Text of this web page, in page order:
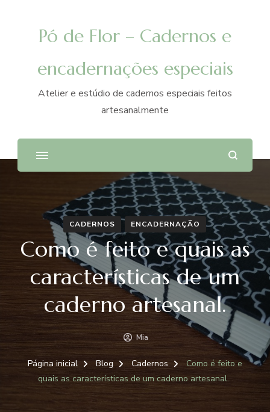
Pó de Flor – Cadernos e
encadernações especiais
Atelier e estúdio de cadernos especiais feitos
artesanalmente
CADERNOS ENCADERNAÇÃO
Como é feito e quais as
características de um
caderno artesanal.
Mia
Página inicial Blog Cadernos
Como é feito e
quais as características de um caderno artesanal.